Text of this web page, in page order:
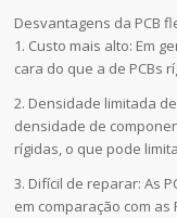
Desvantagens da PCB
1. Custo mais alto: Em
cara do que a de PCBs
2. Densidade limitada
densidade de
rígidas, o que pode
3. Difícil de reparar: As
em comparação com